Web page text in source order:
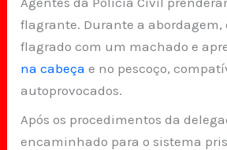
flagrante. Durante a abordagem,
flagrado com um machado e
na cabeça e no pescoço,
autoprovocados.
Após os procedimentos da
encaminhado para o sistema